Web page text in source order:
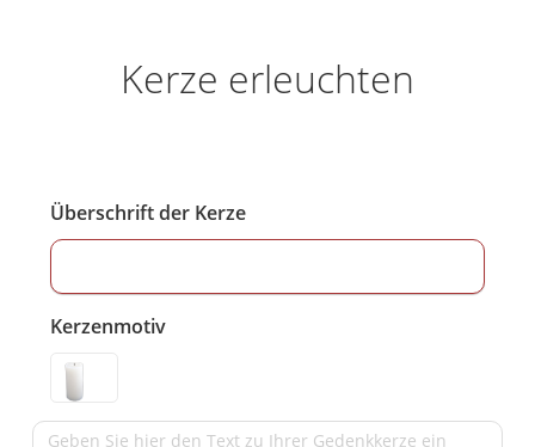
Kerze erleuchten
Überschrift der Kerze
Kerzenmotiv